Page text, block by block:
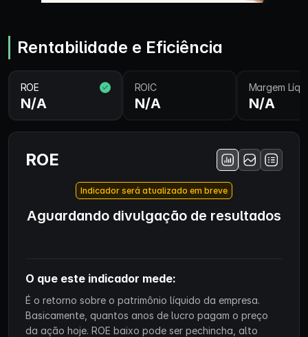
Rentabilidade e Eficiência
ROE
N/A
ROIC
N/A
Margem
N/A
ROE
Indicador será atualizado em breve
Aguardando divulgação de resultados
O que este indicador mede:
É o retorno sobre o patrimônio líquido da empresa.
Basicamente, quantos anos de lucro pagam o preço
da ação hoje. ROE baixo pode ser pechincha, alto